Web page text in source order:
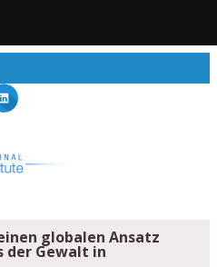
globalen Ansatz
der Gewalt in